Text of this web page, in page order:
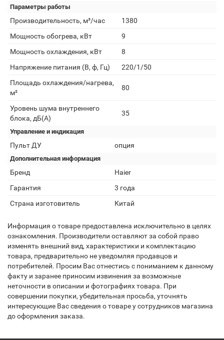
Параметры работы
Производительность, м³/час
1380
Мощность обогрева, кВт
9
Мощность охлаждения, кВт
8
Напряжение питания (В, ф, Гц)
220/1/50
Площадь охлаждения/нагрева,
м²
80
Уровень шума внутреннего
блока, дБ(А)
35
Управление и индикация
Пульт ДУ опция
Дополнительная информация
Бренд
Haier
Гарантия
3 года
Страна изготовитель
Китай
Информация о товаре предоставлена исключительно в целях
ознакомления. Производители оставляют за собой право
изменять внешний вид, характеристики и комплектацию
товара, предварительно не уведомляя продавцов и
потребителей. Просим Вас отнестись с пониманием к данному
факту и заранее приносим извинения за возможные
неточности в описании и фотографиях товара. При
совершении покупки, убедительная просьба, уточнять
интересующие Вас сведения о товаре у сотрудников магазина
до оформления заказа.